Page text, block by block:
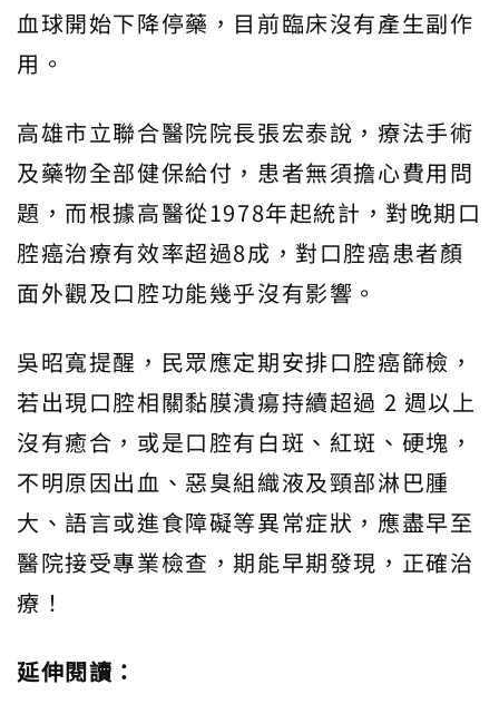
血球開始下降停藥，目前臨床沒有產生副作
用。
高雄市立聯合醫院院長張宏泰說，療法手術
及藥物全部健保給付，患者無須擔心費用問
題，而根據高醫從1978年起統計，對晚期口
腔癌治療有效率超過8成，對口腔癌患者顏
面外觀及口腔功能幾乎沒有影響。
吳昭寬提醒，民眾應定期安排口腔癌篩檢，
若出現口腔相關黏膜潰瘍持續超過 2 週以上
沒有癒合，或是口腔有白斑、紅斑、硬塊，
不明原因出血、惡臭組織液及頸部淋巴腫
大、語言或進食障礙等異常症狀，應盡早至
醫院接受專業檢查，期能早期發現，正確治
療！
延伸閱讀：